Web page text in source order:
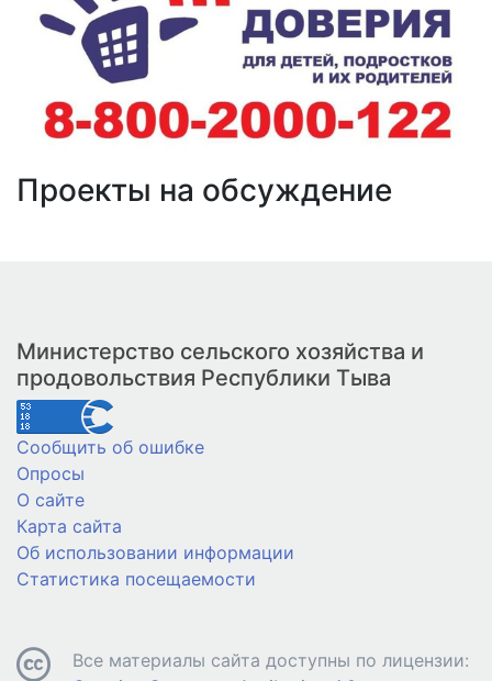
Проекты на обсуждение
Министерство сельского хозяйства и
продовольствия Республики Тыва
Сообщить об ошибке
Опросы
О сайте
Карта сайта
Об использовании информации
Статистика посещаемости
Все материалы сайта доступны по лицензии: